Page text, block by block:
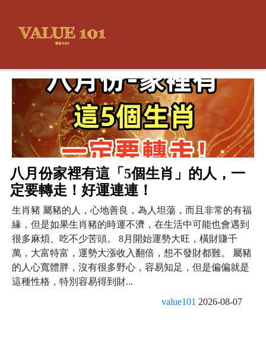
八月份家裡有這「5個生肖」的人，一
定要轉走！好運連連！
生肖豬 屬豬的人，心地善良，為人坦蕩，而且非常的有福
緣，但是如果生肖豬的時運不濟，在生活中可能也會遇到
很多麻煩、吃不少苦頭。 8月開始運勢大旺，橫財賺千
萬，大富特富，運勢大漲收入翻倍，想不發財都難。 屬豬
的人心寬體胖，沒有很多野心，容易知足，但是偏偏就是
這種性格，特別容易得到財...
value101 2026-08-07